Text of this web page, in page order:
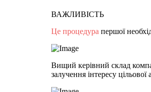
ВАЖЛИВІСТЬ
Це процедура першої
Вищий керівний склад
залучення інтересу